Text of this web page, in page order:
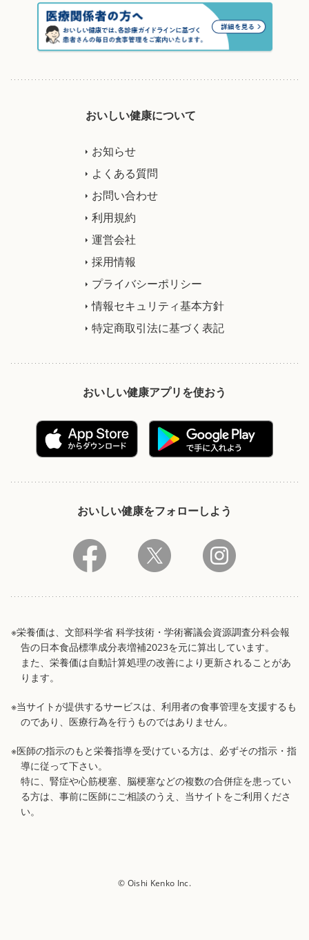
おいしい健康について
お知らせ
よくある質問
お問い合わせ
利用規約
運営会社
採用情報
プライバシーポリシー
情報セキュリティ基本方針
特定商取引法に基づく表記
おいしい健康アプリを使おう
おいしい健康をフォローしよう
※栄養価は、文部科学省 科学技術・学術審議会資源調査分科会報
告の日本食品標準成分表増補2023を元に算出しています。
また、栄養価は自動計算処理の改善により更新されることがあ
ります。
※当サイトが提供するサービスは、利用者の食事管理を支援するも
のであり、医療行為を行うものではありません。
※医師の指示のもと栄養指導を受けている方は、必ずその指示・指
導に従って下さい。
特に、腎症や心筋梗塞、脳梗塞などの複数の合併症を患ってい
る方は、事前に医師にご相談のうえ、当サイトをご利用くださ
い。
© Oishi Kenko Inc.